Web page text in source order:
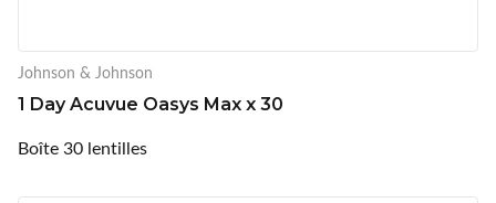
Johnson & Johnson
1 Day Acuvue Oasys Max x 30
Boîte 30 lentilles